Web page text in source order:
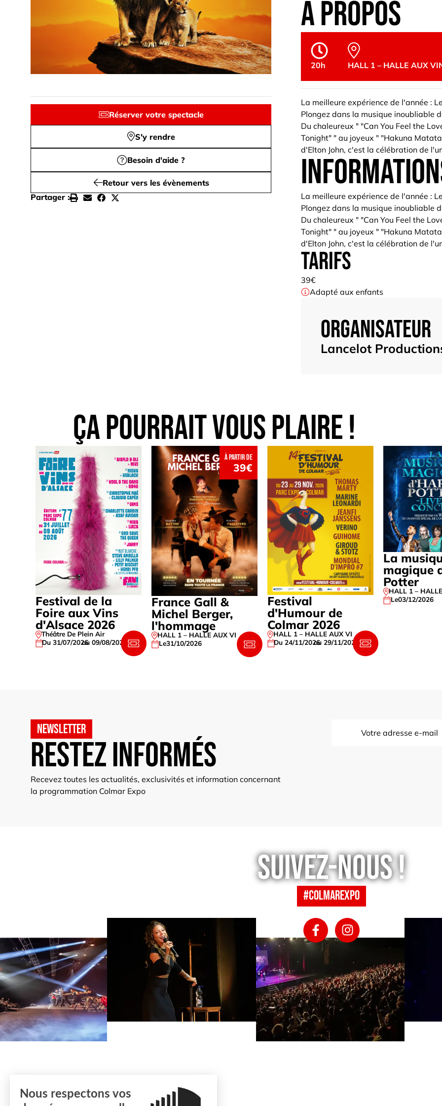
Nous respectons vos
Réserver votre spectacle
S'y rendre
Besoin d'aide ?
Retour vers les évènements
Partager :
à propos
20h HALL 1 – HALLE AUX
La meilleure expérience de l'année :
Plongez dans la musique inoubliable
Du chaleureux " "Can You Feel the
Tonight" " au joyeux " "Hakuna
d'Elton John, c'est la célébration de
La meilleure expérience de l'année :
Plongez dans la musique inoubliable
Du chaleureux " "Can You Feel the
Tonight" " au joyeux " "Hakuna
d'Elton John, c'est la célébration de
Tarifs
39€
Adapté aux enfants
Organisateur
Lancelot
Ça pourrait vous plaire !
Festival de la
Foire aux Vins
d'Alsace 2026
Théâtre De Plein Air
Du 31/07/2026au 09/08/2026
à partir de
39€
France Gall &
Michel Berger,
l'hommage
HALL 1 – HALLE AUX VINS
Le31/10/2026
Festival
d'Humour de
Colmar 2026
HALL 1 – HALLE AUX VINS
Du 24/11/2026au 29/11/2026
La
magique
Potter
HALL 1 –
Le03/12/2026
Newsletter
Restez informés
Recevez toutes les actualités, exclusivités et information concernant
la programmation Colmar Expo
Suivez-nous !
#colmarexpo